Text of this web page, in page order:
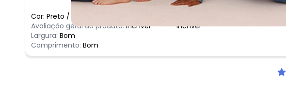
Cor: Preto /
Avaliação geral do produto: Incrível
Largura: Bom
Comprimento: Bom
Incrível